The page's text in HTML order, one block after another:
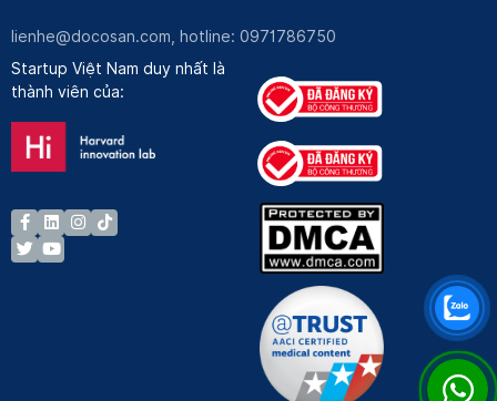
lienhe@docosan.com , hotline: 0971786750
Startup Việt Nam duy nhất là
thành viên của: